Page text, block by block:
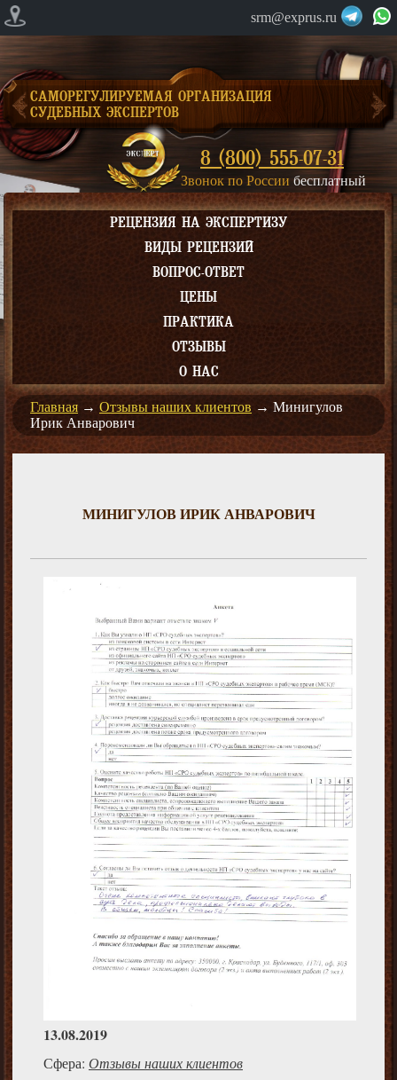
srm@exprus.ru
САМОРЕГУЛИРУЕМАЯ ОРГАНИЗАЦИЯ
СУДЕБНЫХ ЭКСПЕРТОВ
8 (800) 555-07-31
Звонок по России бесплатный
РЕЦЕНЗИЯ НА ЭКСПЕРТИЗУ
ВИДЫ РЕЦЕНЗИЙ
ВОПРОС-ОТВЕТ
ЦЕНЫ
ПРАКТИКА
ОТЗЫВЫ
О НАС
Главная → Отзывы наших клиентов → Минигулов
Ирик Анварович
МИНИГУЛОВ ИРИК АНВАРОВИЧ
13.08.2019
Сфера: Отзывы наших клиентов